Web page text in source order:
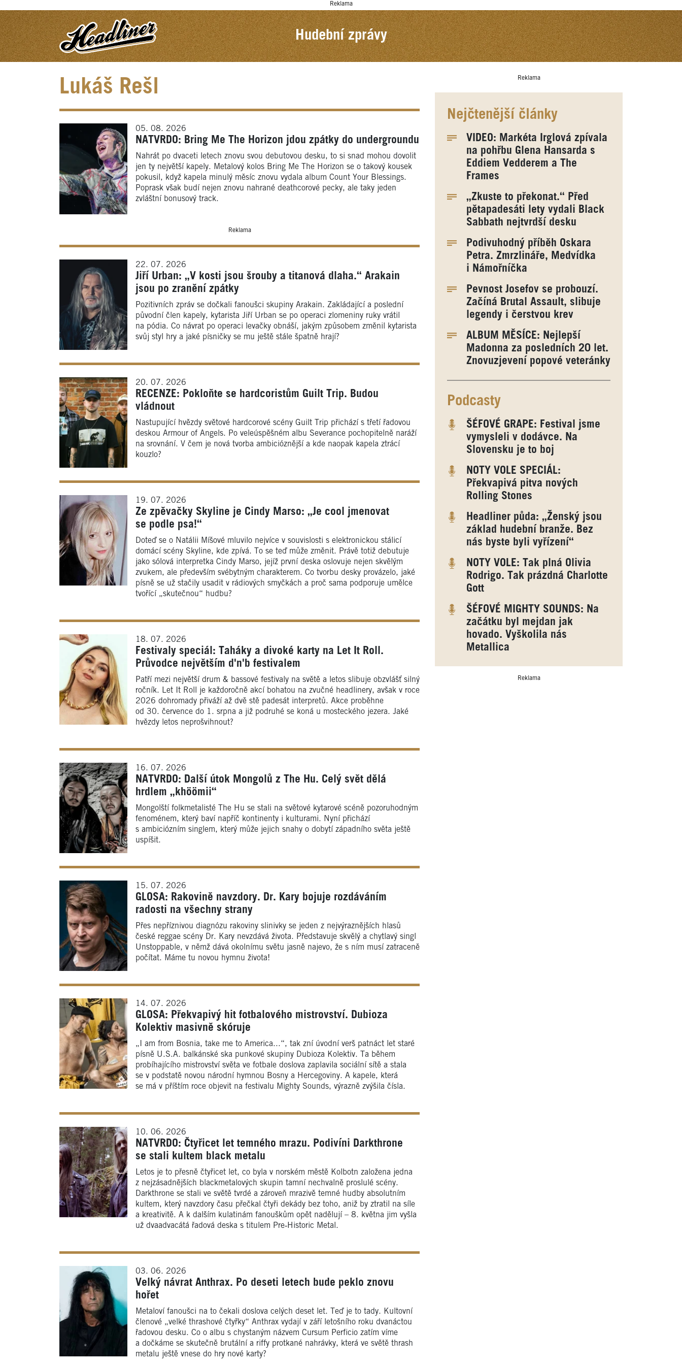
Reklama
Hudební zprávy
Lukáš Rešl
05. 08. 2026
NATVRDO: Bring Me The Horizon jdou zpátky do undergroundu
Nahrát po dvaceti letech znovu svou debutovou desku, to si snad mohou dovolit
jen ty největší kapely. Metalový kolos Bring Me The Horizon se o takový kousek
pokusil, když kapela minulý měsíc znovu vydala album Count Your Blessings.
Poprask však budí nejen znovu nahrané deathcorové pecky, ale taky jeden
zvláštní bonusový track.
Reklama
22. 07. 2026
Jiří Urban: „V kosti jsou šrouby a titanová dlaha.“ Arakain
jsou po zranění zpátky
Pozitivních zpráv se dočkali fanoušci skupiny Arakain. Zakládající a poslední
původní člen kapely, kytarista Jiří Urban se po operaci zlomeniny ruky vrátil
na pódia. Co návrat po operaci levačky obnáší, jakým způsobem změnil kytarista
svůj styl hry a jaké písničky se mu ještě stále špatně hrají?
20. 07. 2026
RECENZE: Pokloňte se hardcoristům Guilt Trip. Budou
vládnout
Nastupující hvězdy světové hardcorové scény Guilt Trip přichází s třetí řadovou
deskou Armour of Angels. Po veleúspěšném albu Severance pochopitelně naráží
na srovnání. V čem je nová tvorba ambicióznější a kde naopak kapela ztrácí
kouzlo?
19. 07. 2026
Ze zpěvačky Skyline je Cindy Marso: „Je cool jmenovat
se podle psa!“
Doteď se o Natálii Míšové mluvilo nejvíce v souvislosti s elektronickou stálicí
domácí scény Skyline, kde zpívá. To se teď může změnit. Právě totiž debutuje
jako sólová interpretka Cindy Marso, jejíž první deska oslovuje nejen skvělým
zvukem, ale především svébytným charakterem. Co tvorbu desky provázelo, jaké
písně se už stačily usadit v rádiových smyčkách a proč sama podporuje umělce
tvořící „skutečnou“ hudbu?
18. 07. 2026
Festivaly speciál: Taháky a divoké karty na Let It Roll.
Průvodce největším d'n'b festivalem
Patří mezi největší drum & bassové festivaly na světě a letos slibuje obzvlášť silný
ročník. Let It Roll je každoročně akcí bohatou na zvučné headlinery, avšak v roce
2026 dohromady přiváží až dvě stě padesát interpretů. Akce proběhne
od 30. července do 1. srpna a již podruhé se koná u mosteckého jezera. Jaké
hvězdy letos neprošvihnout?
16. 07. 2026
NATVRDO: Další útok Mongolů z The Hu. Celý svět dělá
hrdlem „khöömii“
Mongolští folkmetalisté The Hu se stali na světové kytarové scéně pozoruhodným
fenoménem, který baví napříč kontinenty i kulturami. Nyní přichází
s ambiciózním singlem, který může jejich snahy o dobytí západního světa ještě
uspíšit.
15. 07. 2026
GLOSA: Rakovině navzdory. Dr. Kary bojuje rozdáváním
radosti na všechny strany
Přes nepříznivou diagnózu rakoviny slinivky se jeden z nejvýraznějších hlasů
české reggae scény Dr. Kary nevzdává života. Představuje skvělý a chytlavý singl
Unstoppable, v němž dává okolnímu světu jasně najevo, že s ním musí zatraceně
počítat. Máme tu novou hymnu života!
14. 07. 2026
GLOSA: Překvapivý hit fotbalového mistrovství. Dubioza
Kolektiv masivně skóruje
„I am from Bosnia, take me to America...“, tak zní úvodní verš patnáct let staré
písně U.S.A. balkánské ska punkové skupiny Dubioza Kolektiv. Ta během
probíhajícího mistrovství světa ve fotbale doslova zaplavila sociální sítě a stala
se v podstatě novou národní hymnou Bosny a Hercegoviny. A kapele, která
se má v příštím roce objevit na festivalu Mighty Sounds, výrazně zvýšila čísla.
10. 06. 2026
NATVRDO: Čtyřicet let temného mrazu. Podivíni Darkthrone
se stali kultem black metalu
Letos je to přesně čtyřicet let, co byla v norském městě Kolbotn založena jedna
z nejzásadnějších blackmetalových skupin tamní nechvalně proslulé scény.
Darkthrone se stali ve světě tvrdé a zároveň mrazivě temné hudby absolutním
kultem, který navzdory času přečkal čtyři dekády bez toho, aniž by ztratil na síle
a kreativitě. A k dalším kulatinám fanouškům opět nadělují – 8. května jim vyšla
už dvaadvacátá řadová deska s titulem Pre‑Historic Metal.
03. 06. 2026
Velký návrat Anthrax. Po deseti letech bude peklo znovu
hořet
Metaloví fanoušci na to čekali doslova celých deset let. Teď je to tady. Kultovní
členové „velké thrashové čtyřky“ Anthrax vydají v září letošního roku dvanáctou
řadovou desku. Co o albu s chystaným názvem Cursum Perficio zatím víme
a dočkáme se skutečně brutální a riffy protkané nahrávky, která ve světě thrash
metalu ještě vnese do hry nové karty?
Reklama
Nejčtenější články
VIDEO: Markéta Irglová zpívala
na pohřbu Glena Hansarda s
Eddiem Vedderem a The
Frames
„Zkuste to překonat.“ Před
pětapadesáti lety vydali Black
Sabbath nejtvrdší desku
Podivuhodný příběh Oskara
Petra. Zmrzlináře, Medvídka
i Námořníčka
Pevnost Josefov se probouzí.
Začíná Brutal Assault, slibuje
legendy i čerstvou krev
ALBUM MĚSÍCE: Nejlepší
Madonna za posledních 20 let.
Znovuzjevení popové veteránky
Podcasty
ŠÉFOVÉ GRAPE: Festival jsme
vymysleli v dodávce. Na
Slovensku je to boj
NOTY VOLE SPECIÁL:
Překvapivá pitva nových
Rolling Stones
Headliner půda: „Ženský jsou
základ hudební branže. Bez
nás byste byli vyřízení“
NOTY VOLE: Tak plná Olivia
Rodrigo. Tak prázdná Charlotte
Gott
ŠÉFOVÉ MIGHTY SOUNDS: Na
začátku byl mejdan jak
hovado. Vyškolila nás
Metallica
Reklama